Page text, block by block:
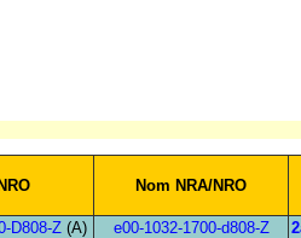
Nom NRA/NRO
D808-Z (A) e00-1032-1700-d808-Z